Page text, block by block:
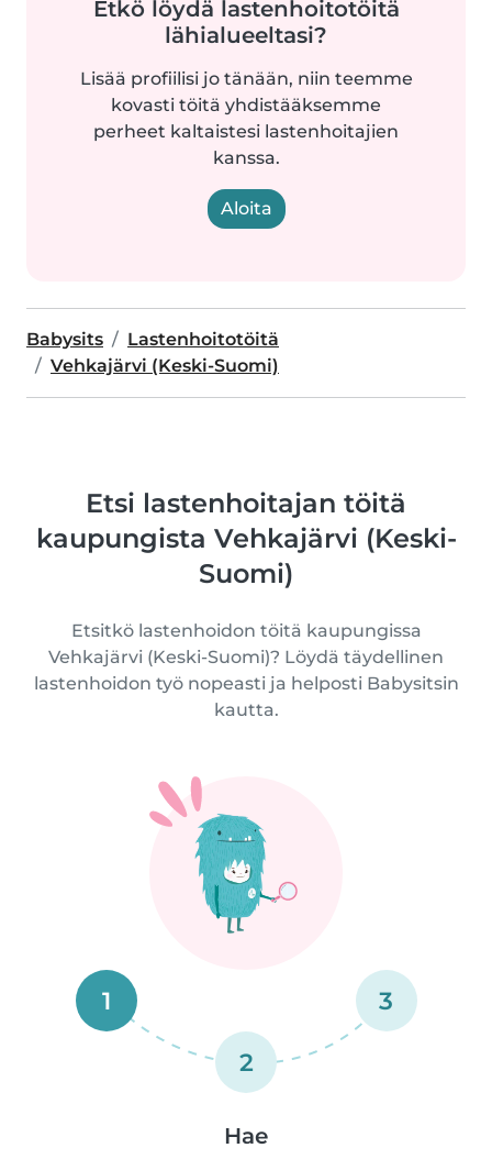
Etkö löydä lastenhoitotöitä
lähialueeltasi?
Lisää profiilisi jo tänään, niin teemme
kovasti töitä yhdistääksemme
perheet kaltaistesi lastenhoitajien
kanssa.
Aloita
Babysits
Lastenhoitotöitä
Vehkajärvi (Keski-Suomi)
Etsi lastenhoitajan töitä
kaupungista Vehkajärvi (Keski-
Suomi)
Etsitkö lastenhoidon töitä kaupungissa
Vehkajärvi (Keski-Suomi)? Löydä täydellinen
lastenhoidon työ nopeasti ja helposti Babysitsin
kautta.
1
2
3
Hae